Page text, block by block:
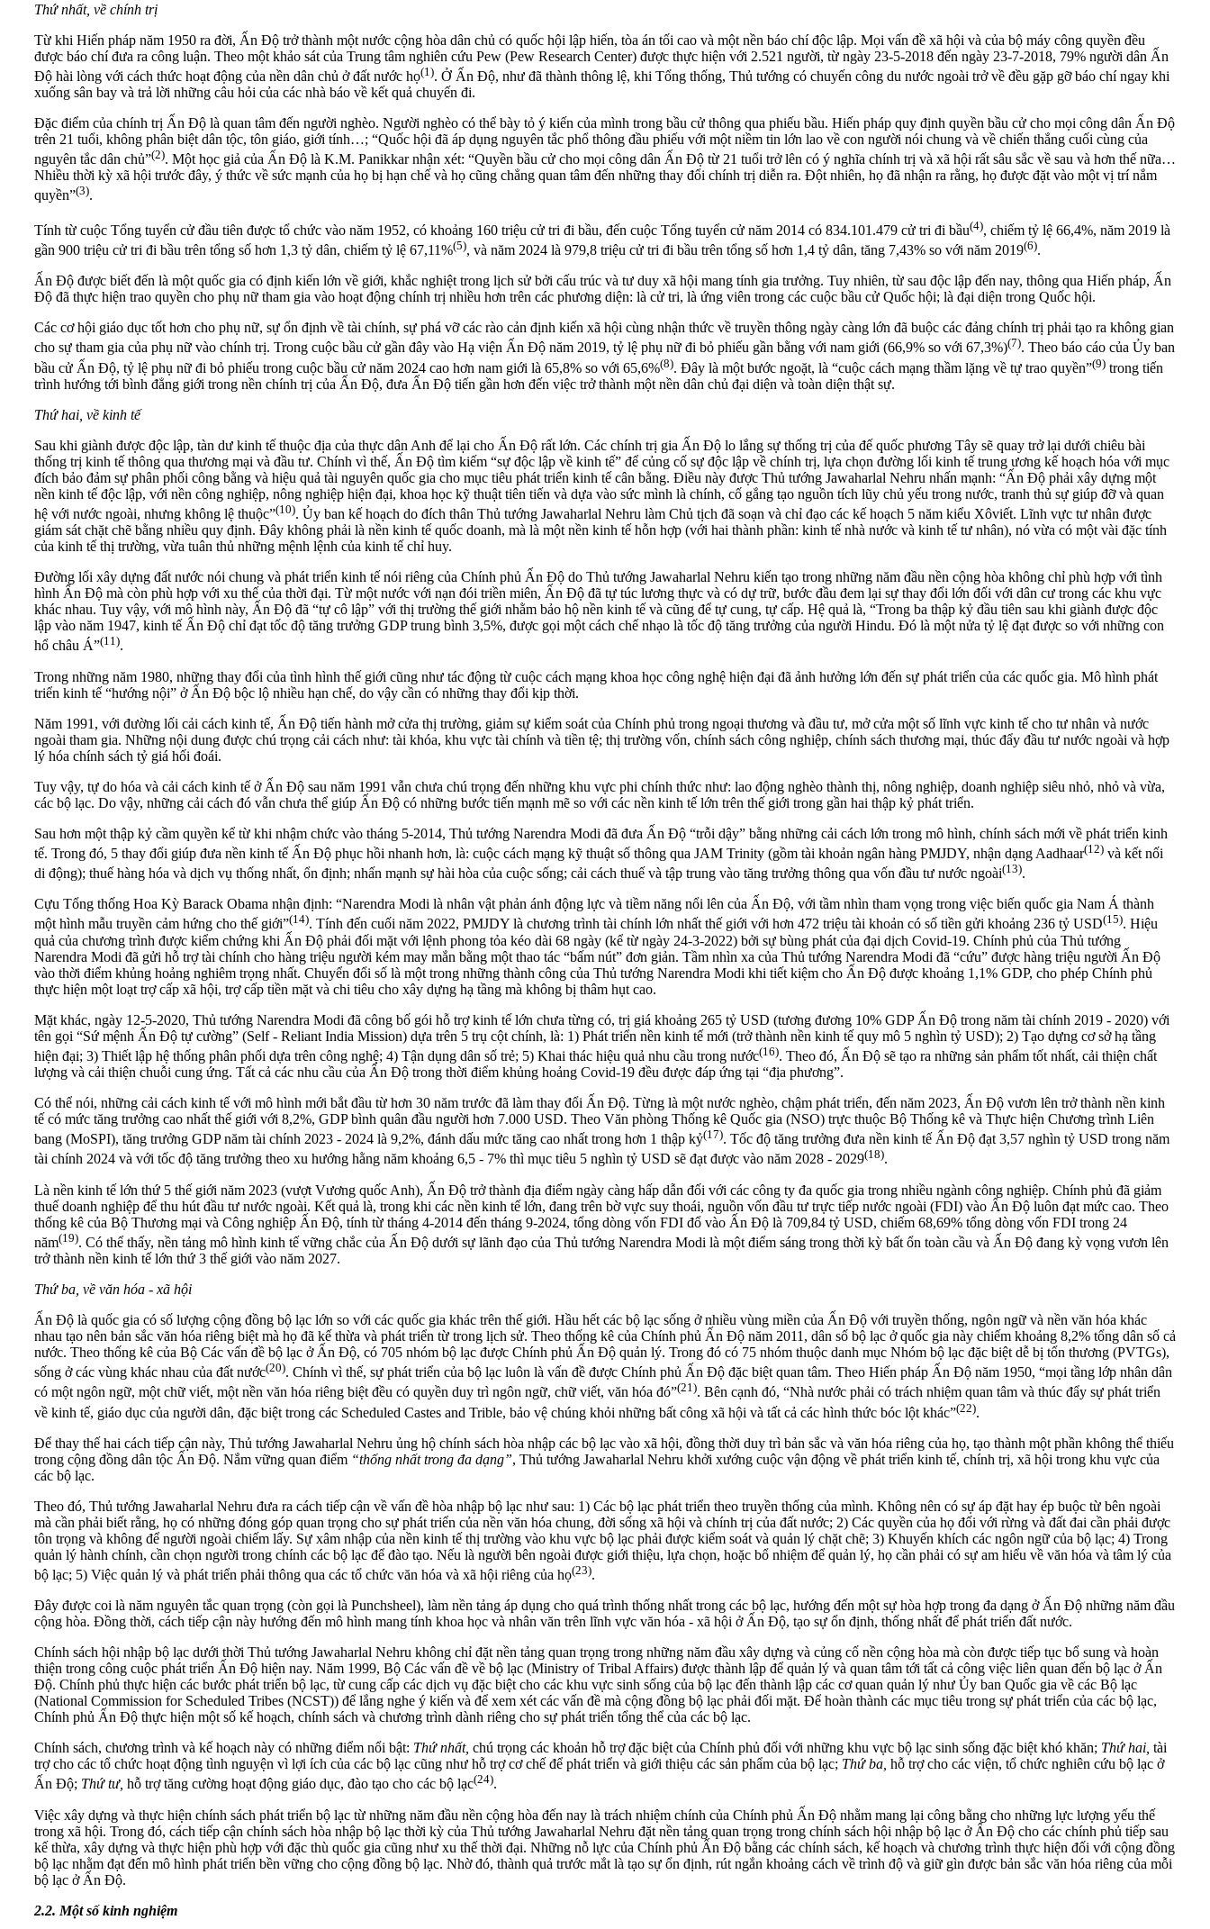
Thứ nhất, về chính trị
Từ khi Hiến pháp năm 1950 ra đời, Ấn Độ trở thành một nước cộng hòa dân chủ có quốc hội lập hiến, tòa án tối cao và một nền báo chí độc lập. Mọi vấn đề xã hội và của bộ máy công quyền đều
được báo chí đưa ra công luận. Theo một khảo sát của Trung tâm nghiên cứu Pew (Pew Research Center) được thực hiện với 2.521 người, từ ngày 23-5-2018 đến ngày 23-7-2018, 79% người dân Ấn
Độ hài lòng với cách thức hoạt động của nền dân chủ ở đất nước họ(1). Ở Ấn Độ, như đã thành thông lệ, khi Tổng thống, Thủ tướng có chuyến công du nước ngoài trở về đều gặp gỡ báo chí ngay khi
xuống sân bay và trả lời những câu hỏi của các nhà báo về kết quả chuyến đi.
Đặc điểm của chính trị Ấn Độ là quan tâm đến người nghèo. Người nghèo có thể bày tỏ ý kiến của mình trong bầu cử thông qua phiếu bầu. Hiến pháp quy định quyền bầu cử cho mọi công dân Ấn Độ
trên 21 tuổi, không phân biệt dân tộc, tôn giáo, giới tính…; “Quốc hội đã áp dụng nguyên tắc phổ thông đầu phiếu với một niềm tin lớn lao về con người nói chung và về chiến thắng cuối cùng của
nguyên tắc dân chủ”(2). Một học giả của Ấn Độ là K.M. Panikkar nhận xét: “Quyền bầu cử cho mọi công dân Ấn Độ từ 21 tuổi trở lên có ý nghĩa chính trị và xã hội rất sâu sắc về sau và hơn thế nữa…
Nhiều thời kỳ xã hội trước đây, ý thức về sức mạnh của họ bị hạn chế và họ cũng chẳng quan tâm đến những thay đổi chính trị diễn ra. Đột nhiên, họ đã nhận ra rằng, họ được đặt vào một vị trí nắm
quyền”(3).
Tính từ cuộc Tổng tuyển cử đầu tiên được tổ chức vào năm 1952, có khoảng 160 triệu cử tri đi bầu, đến cuộc Tổng tuyển cử năm 2014 có 834.101.479 cử tri đi bầu(4), chiếm tỷ lệ 66,4%, năm 2019 là
gần 900 triệu cử tri đi bầu trên tổng số hơn 1,3 tỷ dân, chiếm tỷ lệ 67,11%(5), và năm 2024 là 979,8 triệu cử tri đi bầu trên tổng số hơn 1,4 tỷ dân, tăng 7,43% so với năm 2019(6).
Ấn Độ được biết đến là một quốc gia có định kiến lớn về giới, khắc nghiệt trong lịch sử bởi cấu trúc và tư duy xã hội mang tính gia trưởng. Tuy nhiên, từ sau độc lập đến nay, thông qua Hiến pháp, Ấn
Độ đã thực hiện trao quyền cho phụ nữ tham gia vào hoạt động chính trị nhiều hơn trên các phương diện: là cử tri, là ứng viên trong các cuộc bầu cử Quốc hội; là đại diện trong Quốc hội.
Các cơ hội giáo dục tốt hơn cho phụ nữ, sự ổn định về tài chính, sự phá vỡ các rào cản định kiến xã hội cùng nhận thức về truyền thông ngày càng lớn đã buộc các đảng chính trị phải tạo ra không gian
cho sự tham gia của phụ nữ vào chính trị. Trong cuộc bầu cử gần đây vào Hạ viện Ấn Độ năm 2019, tỷ lệ phụ nữ đi bỏ phiếu gần bằng với nam giới (66,9% so với 67,3%)(7). Theo báo cáo của Ủy ban
bầu cử Ấn Độ, tỷ lệ phụ nữ đi bỏ phiếu trong cuộc bầu cử năm 2024 cao hơn nam giới là 65,8% so với 65,6%(8). Đây là một bước ngoặt, là “cuộc cách mạng thầm lặng về tự trao quyền”(9) trong tiến
trình hướng tới bình đẳng giới trong nền chính trị của Ấn Độ, đưa Ấn Độ tiến gần hơn đến việc trở thành một nền dân chủ đại diện và toàn diện thật sự.
Thứ hai, về kinh tế
Sau khi giành được độc lập, tàn dư kinh tế thuộc địa của thực dân Anh để lại cho Ấn Độ rất lớn. Các chính trị gia Ấn Độ lo lắng sự thống trị của đế quốc phương Tây sẽ quay trở lại dưới chiêu bài
thống trị kinh tế thông qua thương mại và đầu tư. Chính vì thế, Ấn Độ tìm kiếm “sự độc lập về kinh tế” để củng cố sự độc lập về chính trị, lựa chọn đường lối kinh tế trung ương kế hoạch hóa với mục
đích bảo đảm sự phân phối công bằng và hiệu quả tài nguyên quốc gia cho mục tiêu phát triển kinh tế cân bằng. Điều này được Thủ tướng Jawaharlal Nehru nhấn mạnh: “Ấn Độ phải xây dựng một
nền kinh tế độc lập, với nền công nghiệp, nông nghiệp hiện đại, khoa học kỹ thuật tiên tiến và dựa vào sức mình là chính, cố gắng tạo nguồn tích lũy chủ yếu trong nước, tranh thủ sự giúp đỡ và quan
hệ với nước ngoài, nhưng không lệ thuộc”(10). Ủy ban kế hoạch do đích thân Thủ tướng Jawaharlal Nehru làm Chủ tịch đã soạn và chỉ đạo các kế hoạch 5 năm kiểu Xôviết. Lĩnh vực tư nhân được
giám sát chặt chẽ bằng nhiều quy định. Đây không phải là nền kinh tế quốc doanh, mà là một nền kinh tế hỗn hợp (với hai thành phần: kinh tế nhà nước và kinh tế tư nhân), nó vừa có một vài đặc tính
của kinh tế thị trường, vừa tuân thủ những mệnh lệnh của kinh tế chỉ huy.
Đường lối xây dựng đất nước nói chung và phát triển kinh tế nói riêng của Chính phủ Ấn Độ do Thủ tướng Jawaharlal Nehru kiến tạo trong những năm đầu nền cộng hòa không chỉ phù hợp với tình
hình Ấn Độ mà còn phù hợp với xu thế của thời đại. Từ một nước với nạn đói triền miên, Ấn Độ đã tự túc lương thực và có dự trữ, bước đầu đem lại sự thay đổi lớn đối với dân cư trong các khu vực
khác nhau. Tuy vậy, với mô hình này, Ấn Độ đã “tự cô lập” với thị trường thế giới nhằm bảo hộ nền kinh tế và cũng để tự cung, tự cấp. Hệ quả là, “Trong ba thập kỷ đầu tiên sau khi giành được độc
lập vào năm 1947, kinh tế Ấn Độ chỉ đạt tốc độ tăng trưởng GDP trung bình 3,5%, được gọi một cách chế nhạo là tốc độ tăng trưởng của người Hindu. Đó là một nửa tỷ lệ đạt được so với những con
hổ châu Á”(11).
Trong những năm 1980, những thay đổi của tình hình thế giới cũng như tác động từ cuộc cách mạng khoa học công nghệ hiện đại đã ảnh hưởng lớn đến sự phát triển của các quốc gia. Mô hình phát
triển kinh tế “hướng nội” ở Ấn Độ bộc lộ nhiều hạn chế, do vậy cần có những thay đổi kịp thời.
Năm 1991, với đường lối cải cách kinh tế, Ấn Độ tiến hành mở cửa thị trường, giảm sự kiểm soát của Chính phủ trong ngoại thương và đầu tư, mở cửa một số lĩnh vực kinh tế cho tư nhân và nước
ngoài tham gia. Những nội dung được chú trọng cải cách như: tài khóa, khu vực tài chính và tiền tệ; thị trường vốn, chính sách công nghiệp, chính sách thương mại, thúc đẩy đầu tư nước ngoài và hợp
lý hóa chính sách tỷ giá hối đoái.
Tuy vậy, tự do hóa và cải cách kinh tế ở Ấn Độ sau năm 1991 vẫn chưa chú trọng đến những khu vực phi chính thức như: lao động nghèo thành thị, nông nghiệp, doanh nghiệp siêu nhỏ, nhỏ và vừa,
các bộ lạc. Do vậy, những cải cách đó vẫn chưa thể giúp Ấn Độ có những bước tiến mạnh mẽ so với các nền kinh tế lớn trên thế giới trong gần hai thập kỷ phát triển.
Sau hơn một thập kỷ cầm quyền kể từ khi nhậm chức vào tháng 5-2014, Thủ tướng Narendra Modi đã đưa Ấn Độ “trỗi dậy” bằng những cải cách lớn trong mô hình, chính sách mới về phát triển kinh
tế. Trong đó, 5 thay đổi giúp đưa nền kinh tế Ấn Độ phục hồi nhanh hơn, là: cuộc cách mạng kỹ thuật số thông qua JAM Trinity (gồm tài khoản ngân hàng PMJDY, nhận dạng Aadhaar(12) và kết nối
di động); thuế hàng hóa và dịch vụ thống nhất, ổn định; nhấn mạnh sự hài hòa của cuộc sống; cải cách thuế và tập trung vào tăng trưởng thông qua vốn đầu tư nước ngoài(13).
Cựu Tổng thống Hoa Kỳ Barack Obama nhận định: “Narendra Modi là nhân vật phản ánh động lực và tiềm năng nổi lên của Ấn Độ, với tầm nhìn tham vọng trong việc biến quốc gia Nam Á thành
một hình mẫu truyền cảm hứng cho thế giới”(14). Tính đến cuối năm 2022, PMJDY là chương trình tài chính lớn nhất thế giới với hơn 472 triệu tài khoản có số tiền gửi khoảng 236 tỷ USD(15). Hiệu
quả của chương trình được kiểm chứng khi Ấn Độ phải đối mặt với lệnh phong tỏa kéo dài 68 ngày (kể từ ngày 24-3-2022) bởi sự bùng phát của đại dịch Covid-19. Chính phủ của Thủ tướng
Narendra Modi đã gửi hỗ trợ tài chính cho hàng triệu người kém may mắn bằng một thao tác “bấm nút” đơn giản. Tầm nhìn xa của Thủ tướng Narendra Modi đã “cứu” được hàng triệu người Ấn Độ
vào thời điểm khủng hoảng nghiêm trọng nhất. Chuyển đổi số là một trong những thành công của Thủ tướng Narendra Modi khi tiết kiệm cho Ấn Độ được khoảng 1,1% GDP, cho phép Chính phủ
thực hiện một loạt trợ cấp xã hội, trợ cấp tiền mặt và chi tiêu cho xây dựng hạ tầng mà không bị thâm hụt cao.
Mặt khác, ngày 12-5-2020, Thủ tướng Narendra Modi đã công bố gói hỗ trợ kinh tế lớn chưa từng có, trị giá khoảng 265 tỷ USD (tương đương 10% GDP Ấn Độ trong năm tài chính 2019 - 2020) với
tên gọi “Sứ mệnh Ấn Độ tự cường” (Self - Reliant India Mission) dựa trên 5 trụ cột chính, là: 1) Phát triển nền kinh tế mới (trở thành nền kinh tế quy mô 5 nghìn tỷ USD); 2) Tạo dựng cơ sở hạ tầng
hiện đại; 3) Thiết lập hệ thống phân phối dựa trên công nghệ; 4) Tận dụng dân số trẻ; 5) Khai thác hiệu quả nhu cầu trong nước(16). Theo đó, Ấn Độ sẽ tạo ra những sản phẩm tốt nhất, cải thiện chất
lượng và cải thiện chuỗi cung ứng. Tất cả các nhu cầu của Ấn Độ trong thời điểm khủng hoảng Covid-19 đều được đáp ứng tại “địa phương”.
Có thể nói, những cải cách kinh tế với mô hình mới bắt đầu từ hơn 30 năm trước đã làm thay đổi Ấn Độ. Từng là một nước nghèo, chậm phát triển, đến năm 2023, Ấn Độ vươn lên trở thành nền kinh
tế có mức tăng trưởng cao nhất thế giới với 8,2%, GDP bình quân đầu người hơn 7.000 USD. Theo Văn phòng Thống kê Quốc gia (NSO) trực thuộc Bộ Thống kê và Thực hiện Chương trình Liên
bang (MoSPI), tăng trưởng GDP năm tài chính 2023 - 2024 là 9,2%, đánh dấu mức tăng cao nhất trong hơn 1 thập kỷ(17). Tốc độ tăng trưởng đưa nền kinh tế Ấn Độ đạt 3,57 nghìn tỷ USD trong năm
tài chính 2024 và với tốc độ tăng trưởng theo xu hướng hằng năm khoảng 6,5 - 7% thì mục tiêu 5 nghìn tỷ USD sẽ đạt được vào năm 2028 - 2029(18).
Là nền kinh tế lớn thứ 5 thế giới năm 2023 (vượt Vương quốc Anh), Ấn Độ trở thành địa điểm ngày càng hấp dẫn đối với các công ty đa quốc gia trong nhiều ngành công nghiệp. Chính phủ đã giảm
thuế doanh nghiệp để thu hút đầu tư nước ngoài. Kết quả là, trong khi các nền kinh tế lớn, đang trên bờ vực suy thoái, nguồn vốn đầu tư trực tiếp nước ngoài (FDI) vào Ấn Độ luôn đạt mức cao. Theo
thống kê của Bộ Thương mại và Công nghiệp Ấn Độ, tính từ tháng 4-2014 đến tháng 9-2024, tổng dòng vốn FDI đổ vào Ấn Độ là 709,84 tỷ USD, chiếm 68,69% tổng dòng vốn FDI trong 24
năm(19). Có thể thấy, nền tảng mô hình kinh tế vững chắc của Ấn Độ dưới sự lãnh đạo của Thủ tướng Narendra Modi là một điểm sáng trong thời kỳ bất ổn toàn cầu và Ấn Độ đang kỳ vọng vươn lên
trở thành nền kinh tế lớn thứ 3 thế giới vào năm 2027.
Thứ ba, về văn hóa - xã hội
Ấn Độ là quốc gia có số lượng cộng đồng bộ lạc lớn so với các quốc gia khác trên thế giới. Hầu hết các bộ lạc sống ở nhiều vùng miền của Ấn Độ với truyền thống, ngôn ngữ và nền văn hóa khác
nhau tạo nên bản sắc văn hóa riêng biệt mà họ đã kế thừa và phát triển từ trong lịch sử. Theo thống kê của Chính phủ Ấn Độ năm 2011, dân số bộ lạc ở quốc gia này chiếm khoảng 8,2% tổng dân số cả
nước. Theo thống kê của Bộ Các vấn đề bộ lạc ở Ấn Độ, có 705 nhóm bộ lạc được Chính phủ Ấn Độ quản lý. Trong đó có 75 nhóm thuộc danh mục Nhóm bộ lạc đặc biệt dễ bị tổn thương (PVTGs),
sống ở các vùng khác nhau của đất nước(20). Chính vì thế, sự phát triển của bộ lạc luôn là vấn đề được Chính phủ Ấn Độ đặc biệt quan tâm. Theo Hiến pháp Ấn Độ năm 1950, “mọi tầng lớp nhân dân
có một ngôn ngữ, một chữ viết, một nền văn hóa riêng biệt đều có quyền duy trì ngôn ngữ, chữ viết, văn hóa đó”(21). Bên cạnh đó, “Nhà nước phải có trách nhiệm quan tâm và thúc đẩy sự phát triển
về kinh tế, giáo dục của người dân, đặc biệt trong các Scheduled Castes and Trible, bảo vệ chúng khỏi những bất công xã hội và tất cả các hình thức bóc lột khác”(22).
Để thay thế hai cách tiếp cận này, Thủ tướng Jawaharlal Nehru ủng hộ chính sách hòa nhập các bộ lạc vào xã hội, đồng thời duy trì bản sắc và văn hóa riêng của họ, tạo thành một phần không thể thiếu
trong cộng đồng dân tộc Ấn Độ. Nắm vững quan điểm “thống nhất trong đa dạng”, Thủ tướng Jawaharlal Nehru khởi xướng cuộc vận động về phát triển kinh tế, chính trị, xã hội trong khu vực của
các bộ lạc.
Theo đó, Thủ tướng Jawaharlal Nehru đưa ra cách tiếp cận về vấn đề hòa nhập bộ lạc như sau: 1) Các bộ lạc phát triển theo truyền thống của mình. Không nên có sự áp đặt hay ép buộc từ bên ngoài
mà cần phải biết rằng, họ có những đóng góp quan trọng cho sự phát triển của nền văn hóa chung, đời sống xã hội và chính trị của đất nước; 2) Các quyền của họ đối với rừng và đất đai cần phải được
tôn trọng và không để người ngoài chiếm lấy. Sự xâm nhập của nền kinh tế thị trường vào khu vực bộ lạc phải được kiểm soát và quản lý chặt chẽ; 3) Khuyến khích các ngôn ngữ của bộ lạc; 4) Trong
quản lý hành chính, cần chọn người trong chính các bộ lạc để đào tạo. Nếu là người bên ngoài được giới thiệu, lựa chọn, hoặc bổ nhiệm để quản lý, họ cần phải có sự am hiểu về văn hóa và tâm lý của
bộ lạc; 5) Việc quản lý và phát triển phải thông qua các tổ chức văn hóa và xã hội riêng của họ(23).
Đây được coi là năm nguyên tắc quan trọng (còn gọi là Punchsheel), làm nền tảng áp dụng cho quá trình thống nhất trong các bộ lạc, hướng đến một sự hòa hợp trong đa dạng ở Ấn Độ những năm đầu
cộng hòa. Đồng thời, cách tiếp cận này hướng đến mô hình mang tính khoa học và nhân văn trên lĩnh vực văn hóa - xã hội ở Ấn Độ, tạo sự ổn định, thống nhất để phát triển đất nước.
Chính sách hội nhập bộ lạc dưới thời Thủ tướng Jawaharlal Nehru không chỉ đặt nền tảng quan trọng trong những năm đầu xây dựng và củng cố nền cộng hòa mà còn được tiếp tục bổ sung và hoàn
thiện trong công cuộc phát triển Ấn Độ hiện nay. Năm 1999, Bộ Các vấn đề về bộ lạc (Ministry of Tribal Affairs) được thành lập để quản lý và quan tâm tới tất cả công việc liên quan đến bộ lạc ở Ấn
Độ. Chính phủ thực hiện các bước phát triển bộ lạc, từ cung cấp các dịch vụ đặc biệt cho các khu vực sinh sống của bộ lạc đến thành lập các cơ quan quản lý như Ủy ban Quốc gia về các Bộ lạc
(National Commission for Scheduled Tribes (NCST)) để lắng nghe ý kiến và để xem xét các vấn đề mà cộng đồng bộ lạc phải đối mặt. Để hoàn thành các mục tiêu trong sự phát triển của các bộ lạc,
Chính phủ Ấn Độ thực hiện một số kế hoạch, chính sách và chương trình dành riêng cho sự phát triển tổng thể của các bộ lạc.
Chính sách, chương trình và kế hoạch này có những điểm nổi bật: Thứ nhất, chú trọng các khoản hỗ trợ đặc biệt của Chính phủ đối với những khu vực bộ lạc sinh sống đặc biệt khó khăn; Thứ hai, tài
trợ cho các tổ chức hoạt động tình nguyện vì lợi ích của các bộ lạc cũng như hỗ trợ cơ chế để phát triển và giới thiệu các sản phẩm của bộ lạc; Thứ ba, hỗ trợ cho các viện, tổ chức nghiên cứu bộ lạc ở
Ấn Độ; Thứ tư, hỗ trợ tăng cường hoạt động giáo dục, đào tạo cho các bộ lạc(24).
Việc xây dựng và thực hiện chính sách phát triển bộ lạc từ những năm đầu nền cộng hòa đến nay là trách nhiệm chính của Chính phủ Ấn Độ nhằm mang lại công bằng cho những lực lượng yếu thế
trong xã hội. Trong đó, cách tiếp cận chính sách hòa nhập bộ lạc thời kỳ của Thủ tướng Jawaharlal Nehru đặt nền tảng quan trọng trong chính sách hội nhập bộ lạc ở Ấn Độ cho các chính phủ tiếp sau
kế thừa, xây dựng và thực hiện phù hợp với đặc thù quốc gia cũng như xu thế thời đại. Những nỗ lực của Chính phủ Ấn Độ bằng các chính sách, kế hoạch và chương trình thực hiện đối với cộng đồng
bộ lạc nhằm đạt đến mô hình phát triển bền vững cho cộng đồng bộ lạc. Nhờ đó, thành quả trước mắt là tạo sự ổn định, rút ngắn khoảng cách về trình độ và giữ gìn được bản sắc văn hóa riêng của mỗi
bộ lạc ở Ấn Độ.
2.2. Một số kinh nghiệm